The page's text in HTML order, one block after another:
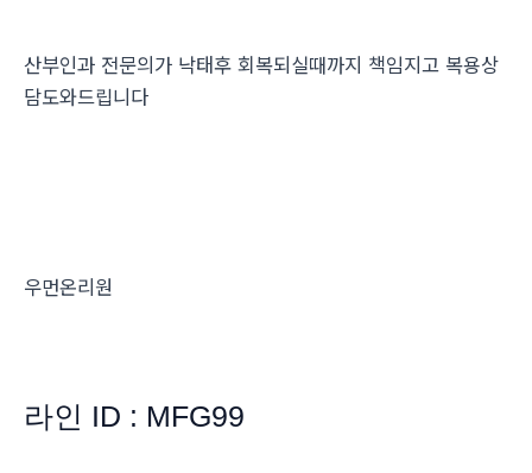
산부인과 전문의가 낙태후 회복되실때까지 책임지고 복용상
담도와드립니다
우먼온리원
라인 ID : MFG99